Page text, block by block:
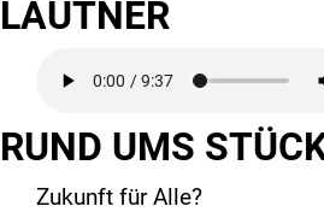
LAUTNER
RUND UMS
Zukunft für Alle?